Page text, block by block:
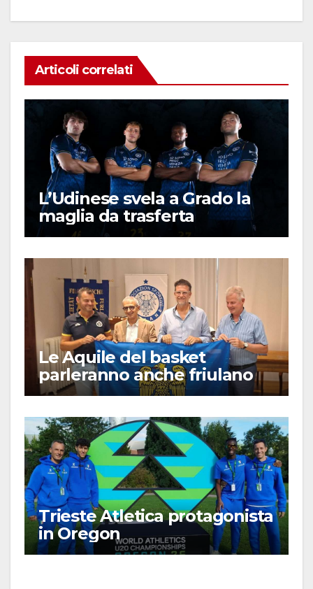
Articoli correlati
L’Udinese svela a Grado la
maglia da trasferta
Le Aquile del basket
parleranno anche friulano
Trieste Atletica protagonista
in Oregon